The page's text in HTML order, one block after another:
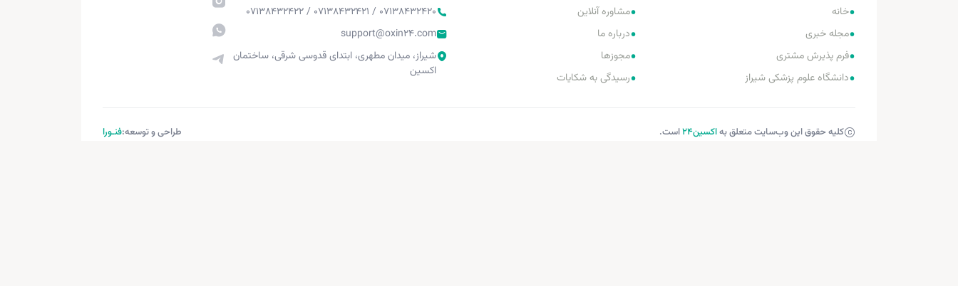
•خانه
•مجله خبری
•فرم پذیرش مشتری
•دانشگاه علوم پزشکی شیراز
•مشاوره آنلاین
•درباره ما
•مجوزها
•رسیدگی به شکایات
۰۷۱۳۸۴۳۲۴۲۰ / ۰۷۱۳۸۴۳۲۴۲۱ / ۰۷۱۳۸۴۳۲۴۲۲
support@oxin24.com
شیراز، میدان مطهری، ابتدای قدوسی شرقی، ساختمان
اکسین
کلیه حقوق این وب‌سایت متعلق بهاکسین‌24 است. طراحی و توسعه:فنـورا